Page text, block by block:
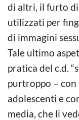
di altri, il furto
utilizzati per
di immagini
Tale ultimo
pratica del c.d.
purtroppo –
adolescenti e
media, che li